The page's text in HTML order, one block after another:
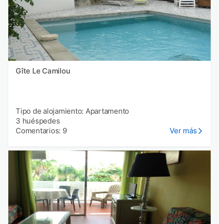
Gîte Le Camilou
Tipo de alojamiento: Apartamento
3 huéspedes
Comentarios: 9
Ver más